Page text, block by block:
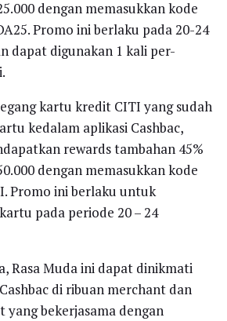
dengan memasukkan kode
Promo ini berlaku pada 20-24
dapat digunakan 1 kali per-
kartu kredit CITI yang sudah
kedalam aplikasi Cashbac,
rewards tambahan 45%
dengan memasukkan kode
Promo ini berlaku untuk
pada periode 20 – 24
Rasa Muda ini dapat dinikmati
di ribuan merchant dan
bekerjasama dengan